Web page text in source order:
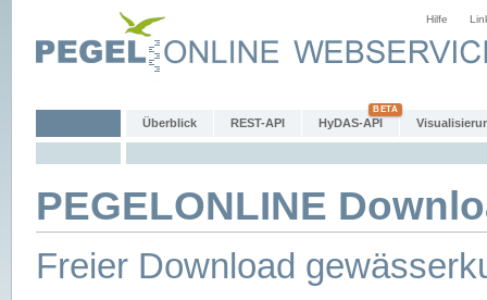
Hilfe
Überblick REST-API HyDAS-API
PEGELONLINE
Freier Download